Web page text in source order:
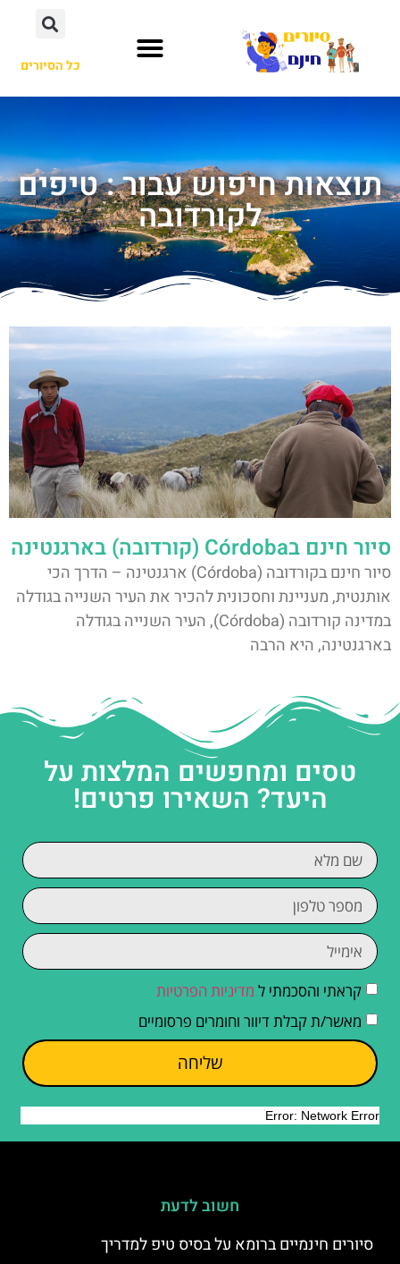
כל הסיורים
תוצאות חיפוש עבור : טיפים
לקורדובה
סיור חינם בCórdoba (קורדובה) בארגנטינה
סיור חינם בקורדובה (Córdoba) ארגנטינה – הדרך הכי
אותנטית, מעניינת וחסכונית להכיר את העיר השנייה בגודלה
במדינה קורדובה (Córdoba), העיר השנייה בגודלה
בארגנטינה, היא הרבה
טסים ומחפשים המלצות על
היעד? השאירו פרטים!
קראתי והסכמתי ל מדיניות הפרטיות
מאשר/ת קבלת דיוור וחומרים פרסומיים
שליחה
חשוב לדעת
סיורים חינמיים ברומא על בסיס טיפ למדריך